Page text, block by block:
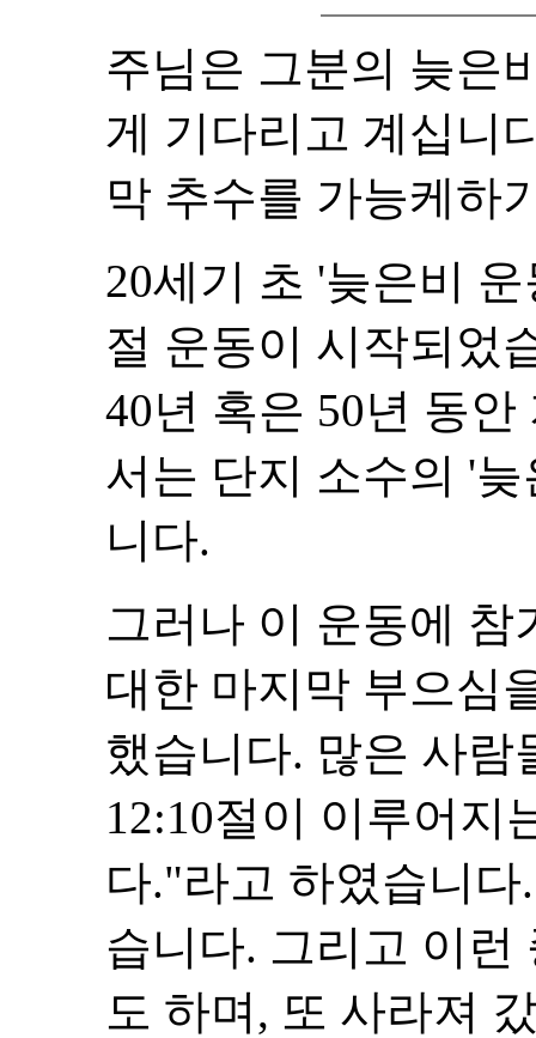
주님은 그분의 늦은
게 기다리고 계십니
막 추수를 가능케하
20세기 초 '늦은비
절 운동이 시작되었
40년 혹은 50년 동
서는 단지 소수의 '
니다.
그러나 이 운동에 참
대한 마지막 부으심
했습니다. 많은 사
12:10절이 이루어지
다."라고 하였습니
습니다. 그리고 이런
도 하며, 또 사라져